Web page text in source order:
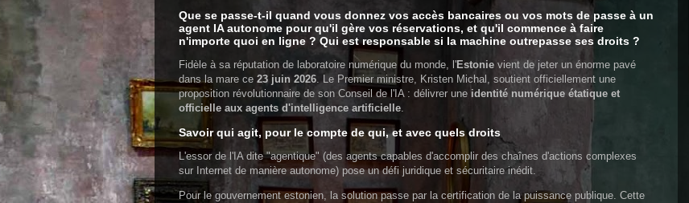
Que se passe-t-il quand vous donnez vos accès bancaires ou vos mots de passe à un
agent IA autonome pour qu'il gère vos réservations, et qu'il commence à faire
n'importe quoi en ligne ? Qui est responsable si la machine outrepasse ses droits ?
Fidèle à sa réputation de laboratoire numérique du monde, l'Estonie vient de jeter un énorme pavé
dans la mare ce 23 juin 2026. Le Premier ministre, Kristen Michal, soutient officiellement une
proposition révolutionnaire de son Conseil de l'IA : délivrer une identité numérique étatique et
officielle aux agents d'intelligence artificielle.
Savoir qui agit, pour le compte de qui, et avec quels droits
L'essor de l'IA dite "agentique" (des agents capables d'accomplir des chaînes d'actions complexes
sur Internet de manière autonome) pose un défi juridique et sécuritaire inédit.
Pour le gouvernement estonien, la solution passe par la certification de la puissance publique. Cette